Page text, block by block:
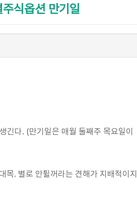
식옵션 만기일
긴다. (만기일은 매월 둘째주 목요일이
목. 별로 안튈꺼라는 견해가 지배적이지